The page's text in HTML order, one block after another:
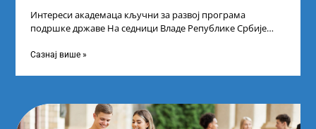
Интереси академаца кључни за развој програма
подршке државе На седници Владе Републике Србије
Сазнај више »